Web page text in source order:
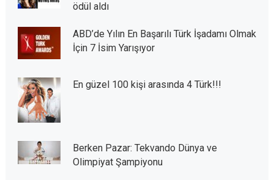
ödül aldı
ABD’de Yılın En Başarılı Türk İşadamı Olmak
İçin 7 İsim Yarışıyor
En güzel 100 kişi arasında 4 Türk!!!
Berken Pazar: Tekvando Dünya ve
Olimpiyat Şampiyonu